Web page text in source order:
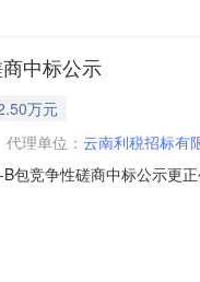
中标公示
万元
代理单位： 云南利税招标有
竞争性磋商中标公示更
04公告有效时间：